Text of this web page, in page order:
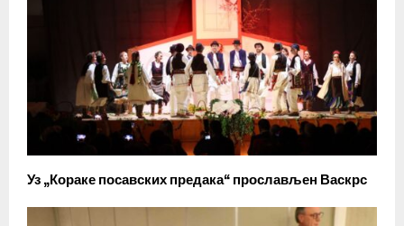
Уз „Кораке посавских предака“ прослављен Васкрс